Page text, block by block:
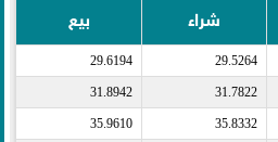
شراء بيع
29.5264
29.6194
31.7822
31.8942
35.8332
35.9610